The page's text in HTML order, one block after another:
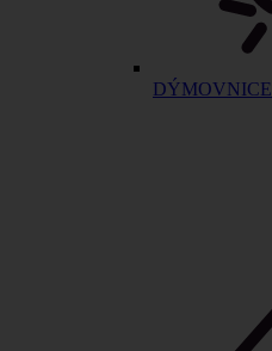
DÝMOVNICE